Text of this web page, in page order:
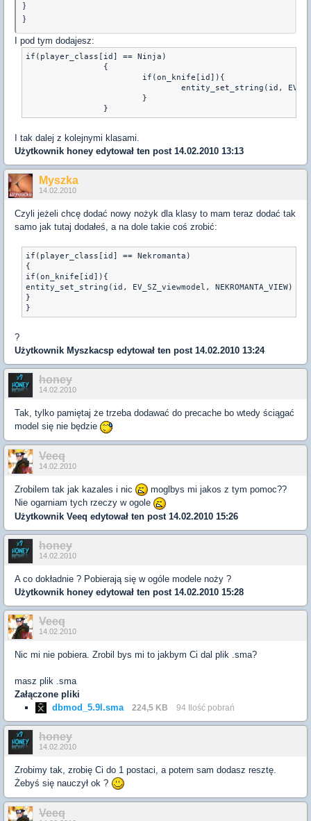
}
}
I pod tym dodajesz:
if(player_class[id] == Ninja)
		}
I tak dalej z kolejnymi klasami.
Użytkownik honey edytował ten post 14.02.2010 13:13
Myszka
14.02.2010
Czyli jeżeli chcę dodać nowy nożyk dla klasy to mam teraz dodać tak
samo jak tutaj dodałeś, a na dole takie coś zrobić:
if(player_class[id] == Nekromanta)
{
if(on_knife[id]){
entity_set_string(id, EV_SZ_viewmodel, NEKROMANTA_VIEW)
}
}
?
Użytkownik Myszkacsp edytował ten post 14.02.2010 13:24
honey
14.02.2010
Tak, tylko pamiętaj że trzeba dodawać do precache bo wtedy ściągać
model się nie będzie
Veeq
14.02.2010
Zrobilem tak jak kazales i nic
moglbys mi jakos z tym pomoc??
Nie ogarniam tych rzeczy w ogole
Użytkownik Veeq edytował ten post 14.02.2010 15:26
honey
14.02.2010
A co dokładnie ? Pobierają się w ogóle modele noży ?
Użytkownik honey edytował ten post 14.02.2010 15:28
Veeq
14.02.2010
Nic mi nie pobiera. Zrobil bys mi to jakbym Ci dal plik .sma?
masz plik .sma
Załączone pliki
dbmod_5.9l.sma
224,5 KB 94 Ilość pobrań
honey
14.02.2010
Zrobimy tak, zrobię Ci do 1 postaci, a potem sam dodasz resztę.
Żebyś się nauczył ok ?
Veeq